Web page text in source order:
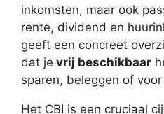
inkomsten, maar ook
rente, dividend en
geeft een concreet
dat je vrij beschikbaar
sparen, beleggen of
Het CBI is een cruciaal